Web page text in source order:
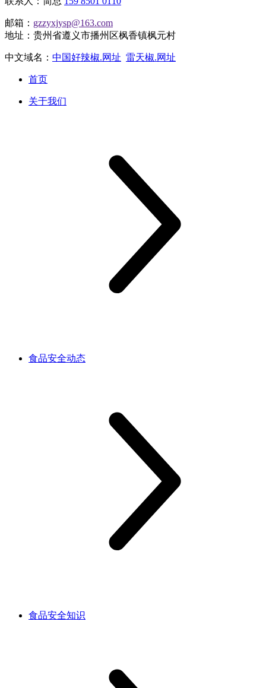
邮箱： gzzyxjysp@163.com
地址：贵州省遵义市播州区枫香镇枫元村
中文域名： 中国好辣椒.网址 雷天椒.网址
首页
关于我们
食品安全动态
食品安全知识